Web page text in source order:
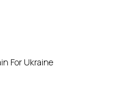
For Ukraine